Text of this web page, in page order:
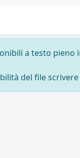
a testo pieno
del file scrivere